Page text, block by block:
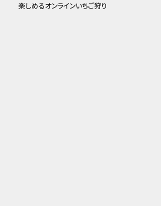
楽しめるオンラインいちご狩り